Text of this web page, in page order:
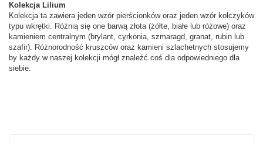
Producent
odpowiedzialny:
WĘC-Twój Jubiler S.C. Artur Węc, Małgorzata
Suchan, ul. Kurczaba 3, 30-868 Kraków; NIP:
679-25-92-107; sklep@wec.com.pl
Bezpieczeństwo
- rodzaj
ostrzeżenia
Nie nadaje się dla dzieci w wieku poniżej 3 lat
,Elementy w wyrobie wykonane z białego złota
zawierają nikiel
Kolekcja Lilium
Kolekcja ta zawiera jeden wzór pierścionków oraz jeden wzór kolczyków
typu wkrętki. Różnią się one barwą złota (żółte, białe lub różowe) oraz
kamieniem centralnym (brylant, cyrkonia, szmaragd, granat, rubin lub
szafir). Różnorodność kruszców oraz kamieni szlachetnych stosujemy
by każdy w naszej kolekcji mógł znaleźć coś dla odpowiedniego dla
siebie.